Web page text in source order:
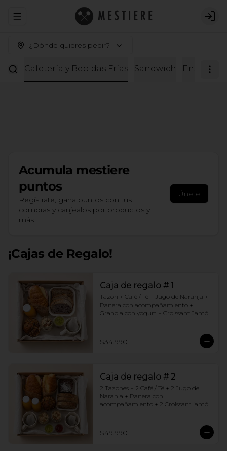
Abrir menu de navegación
¿Dónde quieres pedir?
Cafetería y Bebidas Frías Sandwich Ensaladas
Acumula mestiere
puntos
Regístrate, gana puntos con tus
compras y canjealos por productos y
más
Únete
¡Cajas de Regalo!
Caja de regalo # 1
Tazón + Café / Té + Jugo de Naranja +
Panera con acompañamiento +
Granola con yogurt + Croissant Jamón
$34.990
Caja de regalo # 2
2 Tazones + 2 Café / Té + 2 Jugo de
Naranja + Panera con
acompañamiento + 2 Croissant jamón
$49.990